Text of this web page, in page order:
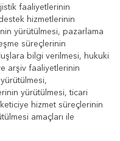
faaliyetlerinin
hizmetlerinin
yürütülmesi, pazarlama
süreçlerinin
bilgi verilmesi, hukuki
arşiv faaliyetlerinin
yürütülmesi, ticari
hizmet süreçlerinin
amaçları ile